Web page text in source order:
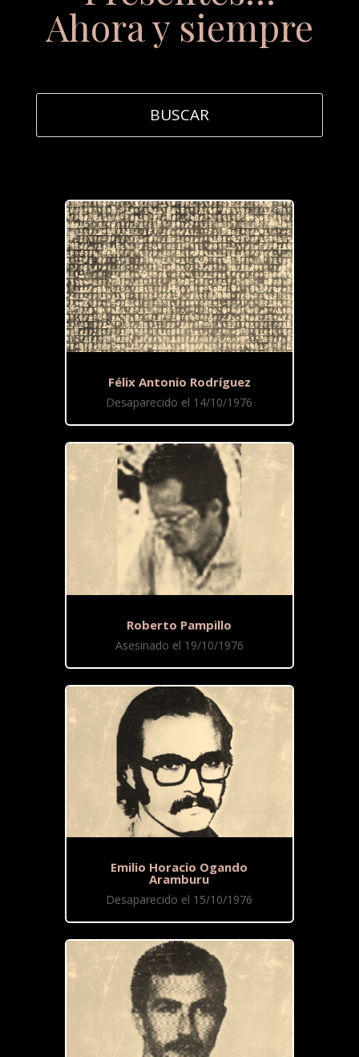
Ahora y siempre
Félix Antonio Rodríguez
Desaparecido el 14/10/1976
Roberto Pampillo
Asesinado el 19/10/1976
Emilio Horacio Ogando
Aramburu
Desaparecido el 15/10/1976